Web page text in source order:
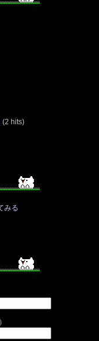
(2 hits)
みる